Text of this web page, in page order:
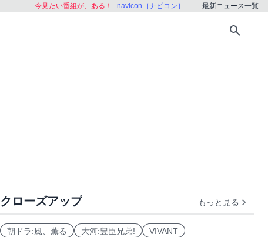
今見たい番組が、ある！ navicon［ナビコン］ 最新ニュース一覧
クローズアップ もっと見る
朝ドラ:風、薫る 大河:豊臣兄弟!
VIVANT